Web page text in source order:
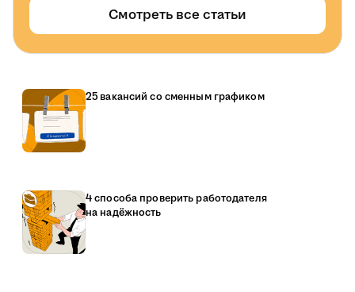
Смотреть все статьи
25 вакансий со сменным графиком
4 способа проверить работодателя
на надёжность